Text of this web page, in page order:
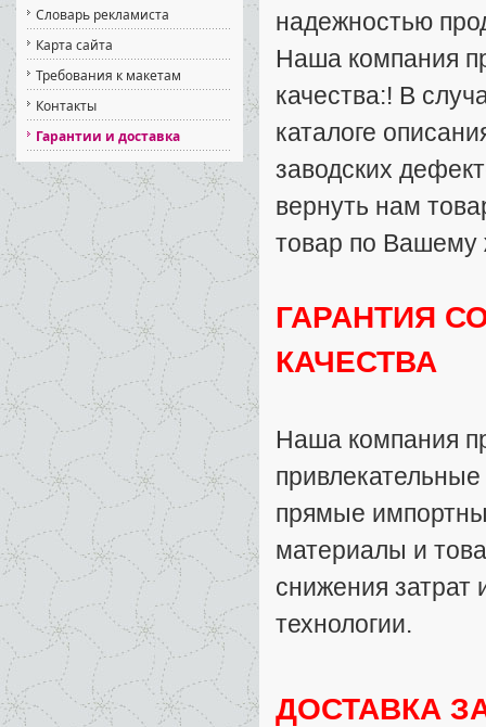
надежностью
Наша компания
качества:! В
каталоге
заводских
вернуть нам
товар по Вашему
ГАРАНТИЯ
КАЧЕСТВА
Наша компания
прямые
материалы и
снижения
технологии.
ДОСТАВКА
Словарь рекламиста
Карта сайта
Требования к макетам
Контакты
Гарантии и доставка